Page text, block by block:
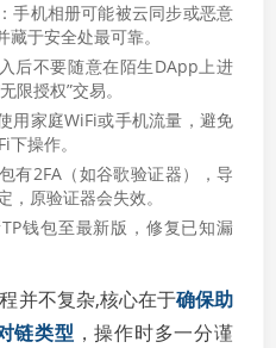
：手机相册可能被云同步或恶意
于安全处最可靠。
入后不要随意在陌生DApp上进
限授权”交易。
用家庭WiFi或手机流量，避免
操作。
有2FA（如谷歌验证器），导
，原验证器会失效。
TP钱包至最新版，修复已知漏
并不复杂,核心在于确保助
链类型 ，操作时多一分谨